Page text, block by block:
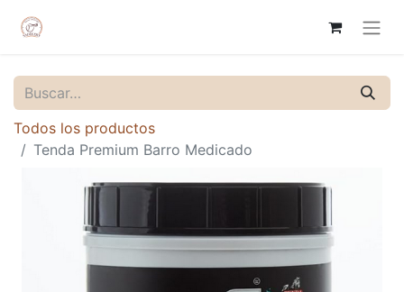
Todos los productos
Tenda Premium Barro Medicado